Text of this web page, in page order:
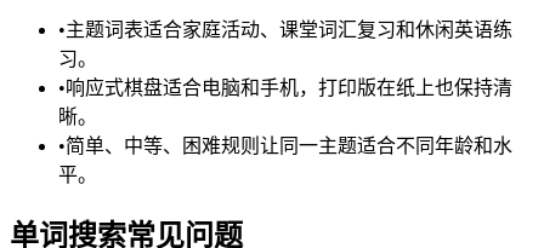
•主题词表适合家庭活动、课堂词汇复习和休闲英语练
习。
•响应式棋盘适合电脑和手机，打印版在纸上也保持清
晰。
•简单、中等、困难规则让同一主题适合不同年龄和水
平。
单词搜索常见问题